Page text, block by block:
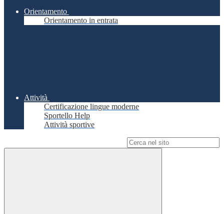
Orientamento
Orientamento in entrata
Attività
Certificazione lingue moderne
Sportello Help
Attività sportive